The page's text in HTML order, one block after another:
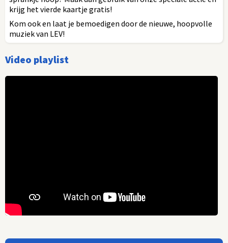
krijg het vierde kaartje gratis!
Kom ook en laat je bemoedigen door de nieuwe, hoopvolle
muziek van LEV!
Video playlist